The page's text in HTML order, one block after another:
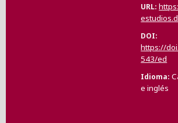
URL
DOI
https://
543/ed
Idioma
e inglés